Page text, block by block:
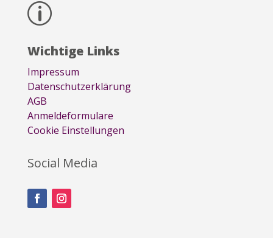
p
Wichtige Links
Impressum
Datenschutzerklärung
AGB
Anmeldeformulare
Cookie Einstellungen
Social Media